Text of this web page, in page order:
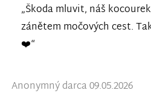
„Škoda mluvit, náš
zánětem močových cest.
❤️“
Anonymný darca 09.05.2026